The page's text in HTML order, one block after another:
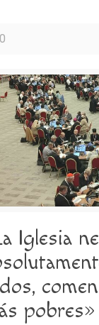
0
Iglesia
pobres»